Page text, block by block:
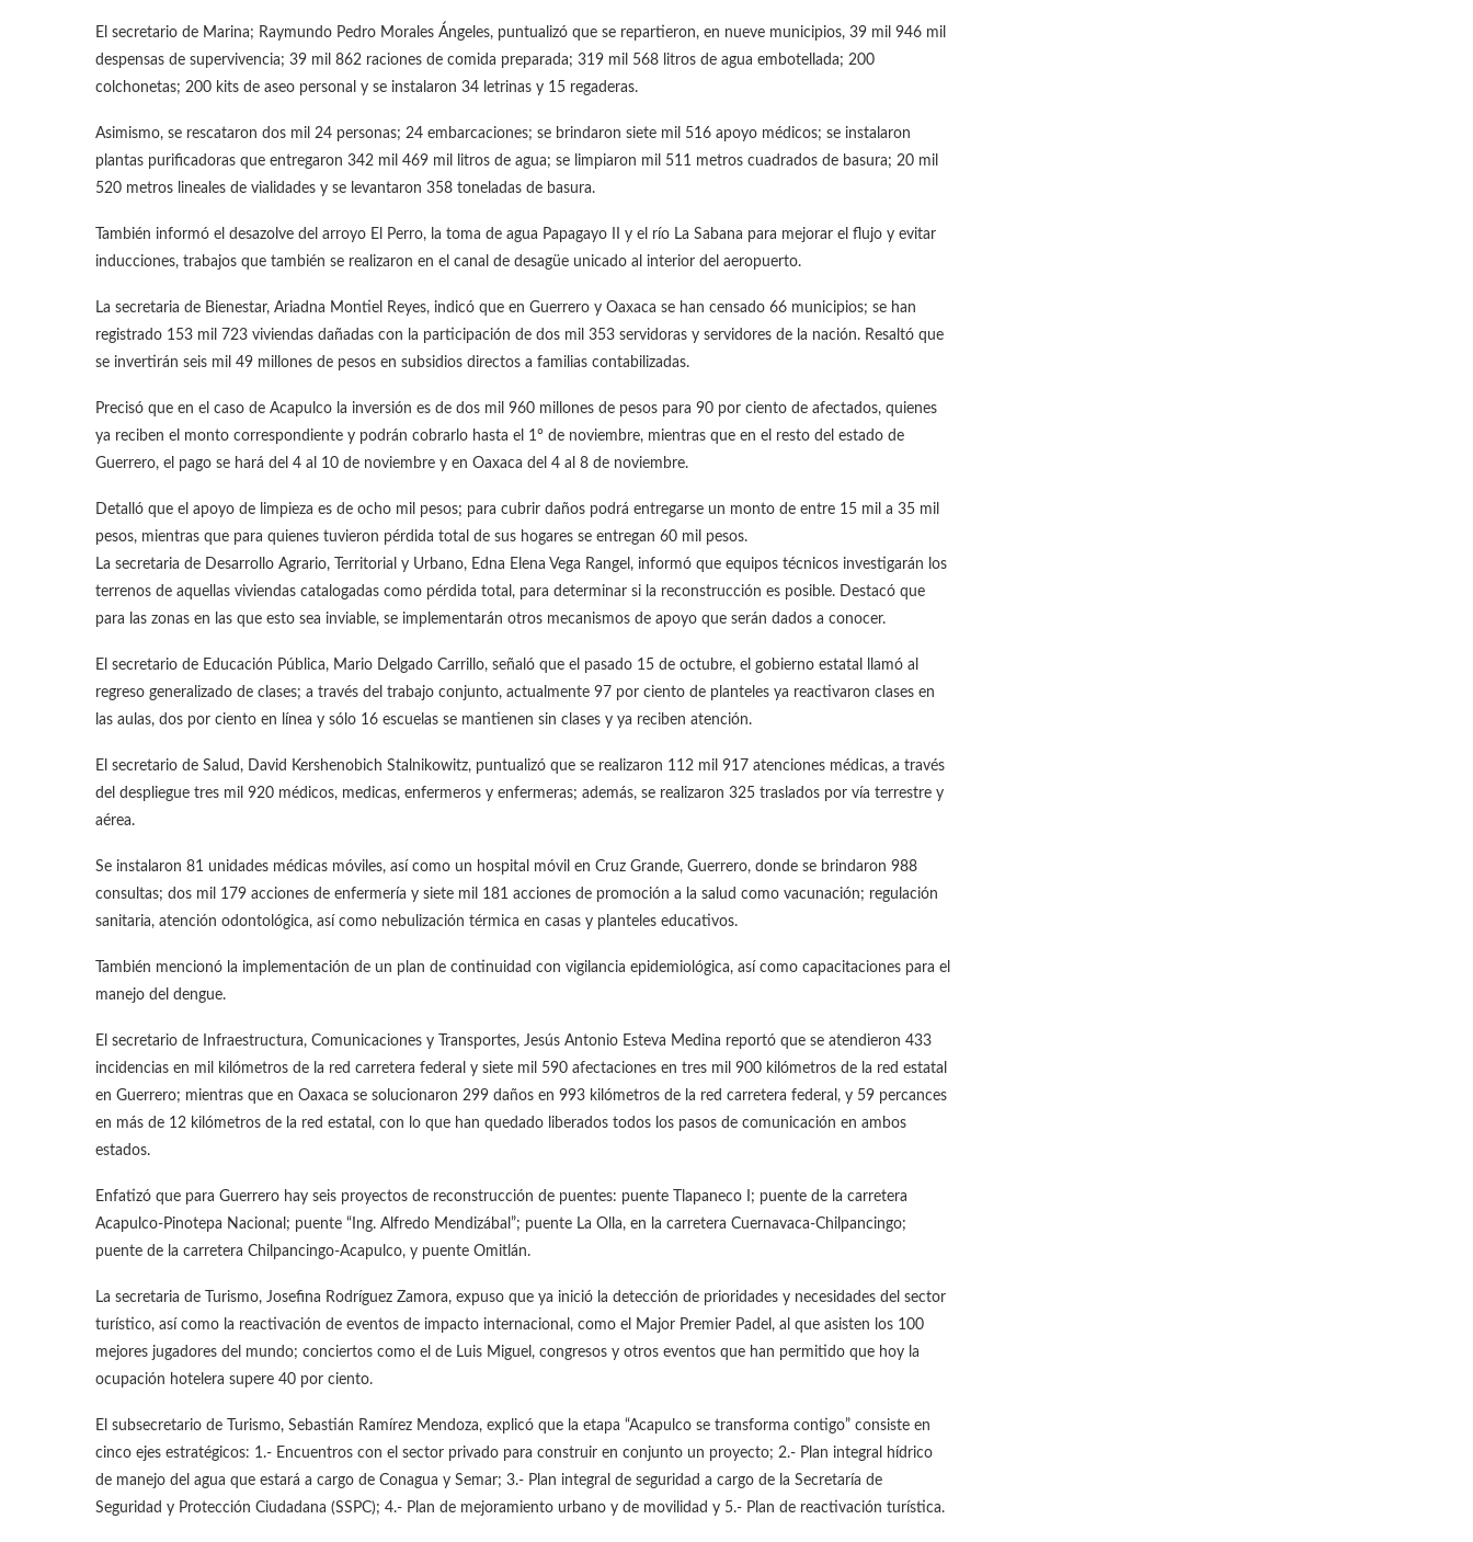
El secretario de Marina; Raymundo Pedro Morales Ángeles, puntualizó que se repartieron, en nueve municipios, 39 mil 946 mil
despensas de supervivencia; 39 mil 862 raciones de comida preparada; 319 mil 568 litros de agua embotellada; 200
colchonetas; 200 kits de aseo personal y se instalaron 34 letrinas y 15 regaderas.
Asimismo, se rescataron dos mil 24 personas; 24 embarcaciones; se brindaron siete mil 516 apoyo médicos; se instalaron
plantas purificadoras que entregaron 342 mil 469 mil litros de agua; se limpiaron mil 511 metros cuadrados de basura; 20 mil
520 metros lineales de vialidades y se levantaron 358 toneladas de basura.
También informó el desazolve del arroyo El Perro, la toma de agua Papagayo II y el río La Sabana para mejorar el flujo y evitar
inducciones, trabajos que también se realizaron en el canal de desagüe unicado al interior del aeropuerto.
La secretaria de Bienestar, Ariadna Montiel Reyes, indicó que en Guerrero y Oaxaca se han censado 66 municipios; se han
registrado 153 mil 723 viviendas dañadas con la participación de dos mil 353 servidoras y servidores de la nación. Resaltó que
se invertirán seis mil 49 millones de pesos en subsidios directos a familias contabilizadas.
Precisó que en el caso de Acapulco la inversión es de dos mil 960 millones de pesos para 90 por ciento de afectados, quienes
ya reciben el monto correspondiente y podrán cobrarlo hasta el 1° de noviembre, mientras que en el resto del estado de
Guerrero, el pago se hará del 4 al 10 de noviembre y en Oaxaca del 4 al 8 de noviembre.
Detalló que el apoyo de limpieza es de ocho mil pesos; para cubrir daños podrá entregarse un monto de entre 15 mil a 35 mil
pesos, mientras que para quienes tuvieron pérdida total de sus hogares se entregan 60 mil pesos.
La secretaria de Desarrollo Agrario, Territorial y Urbano, Edna Elena Vega Rangel, informó que equipos técnicos investigarán los
terrenos de aquellas viviendas catalogadas como pérdida total, para determinar si la reconstrucción es posible. Destacó que
para las zonas en las que esto sea inviable, se implementarán otros mecanismos de apoyo que serán dados a conocer.
El secretario de Educación Pública, Mario Delgado Carrillo, señaló que el pasado 15 de octubre, el gobierno estatal llamó al
regreso generalizado de clases; a través del trabajo conjunto, actualmente 97 por ciento de planteles ya reactivaron clases en
las aulas, dos por ciento en línea y sólo 16 escuelas se mantienen sin clases y ya reciben atención.
El secretario de Salud, David Kershenobich Stalnikowitz, puntualizó que se realizaron 112 mil 917 atenciones médicas, a través
del despliegue tres mil 920 médicos, medicas, enfermeros y enfermeras; además, se realizaron 325 traslados por vía terrestre y
aérea.
Se instalaron 81 unidades médicas móviles, así como un hospital móvil en Cruz Grande, Guerrero, donde se brindaron 988
consultas; dos mil 179 acciones de enfermería y siete mil 181 acciones de promoción a la salud como vacunación; regulación
sanitaria, atención odontológica, así como nebulización térmica en casas y planteles educativos.
También mencionó la implementación de un plan de continuidad con vigilancia epidemiológica, así como capacitaciones para el
manejo del dengue.
El secretario de Infraestructura, Comunicaciones y Transportes, Jesús Antonio Esteva Medina reportó que se atendieron 433
incidencias en mil kilómetros de la red carretera federal y siete mil 590 afectaciones en tres mil 900 kilómetros de la red estatal
en Guerrero; mientras que en Oaxaca se solucionaron 299 daños en 993 kilómetros de la red carretera federal, y 59 percances
en más de 12 kilómetros de la red estatal, con lo que han quedado liberados todos los pasos de comunicación en ambos
estados.
Enfatizó que para Guerrero hay seis proyectos de reconstrucción de puentes: puente Tlapaneco I; puente de la carretera
Acapulco-Pinotepa Nacional; puente “Ing. Alfredo Mendizábal”; puente La Olla, en la carretera Cuernavaca-Chilpancingo;
puente de la carretera Chilpancingo-Acapulco, y puente Omitlán.
La secretaria de Turismo, Josefina Rodríguez Zamora, expuso que ya inició la detección de prioridades y necesidades del sector
turístico, así como la reactivación de eventos de impacto internacional, como el Major Premier Padel, al que asisten los 100
mejores jugadores del mundo; conciertos como el de Luis Miguel, congresos y otros eventos que han permitido que hoy la
ocupación hotelera supere 40 por ciento.
El subsecretario de Turismo, Sebastián Ramírez Mendoza, explicó que la etapa “Acapulco se transforma contigo” consiste en
cinco ejes estratégicos: 1.- Encuentros con el sector privado para construir en conjunto un proyecto; 2.- Plan integral hídrico
de manejo del agua que estará a cargo de Conagua y Semar; 3.- Plan integral de seguridad a cargo de la Secretaría de
Seguridad y Protección Ciudadana (SSPC); 4.- Plan de mejoramiento urbano y de movilidad y 5.- Plan de reactivación turística.